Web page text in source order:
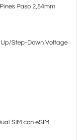
Paso 2,54mm
Step-Down Voltage
SIM con eSIM